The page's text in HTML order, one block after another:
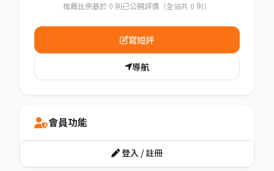
推薦比例基於 0 則已公開評價（全站共 0 則）
寫短評
導航
會員功能
登入 / 註冊